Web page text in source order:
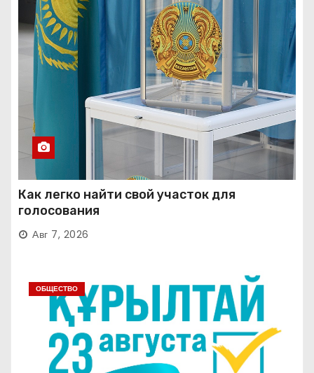
Как легко найти свой участок для
голосования
Авг 7, 2026
ОБЩЕСТВО